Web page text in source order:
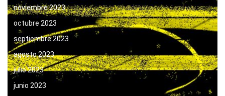
noviembre 2023
octubre 2023
septiembre 2023
agosto 2023
julio 2023
junio 2023